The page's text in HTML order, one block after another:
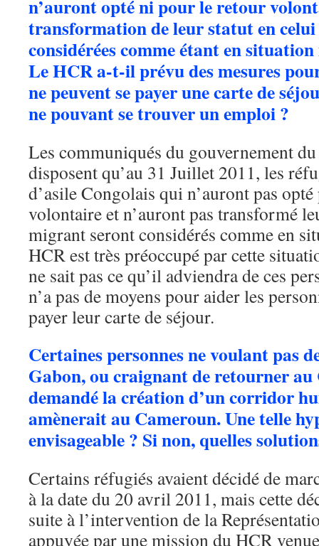
n’auront opté ni pour le retour
transformation de leur statut en
considérées comme étant en
Le HCR a-t-il prévu des mesures
ne peuvent se payer une carte de
ne pouvant se trouver un emploi ?
Les communiqués du gouvernement
disposent qu’au 31 Juillet 2011, les
d’asile Congolais qui n’auront pas
volontaire et n’auront pas transformé
migrant seront considérés comme en
HCR est très préoccupé par cette
ne sait pas ce qu’il adviendra de ces
n’a pas de moyens pour aider les
payer leur carte de séjour.
Certaines personnes ne voulant pas
Gabon, ou craignant de retourner
demandé la création d’un corridor
amènerait au Cameroun. Une telle
envisageable ? Si non, quelles
Certains réfugiés avaient décidé de
à la date du 20 avril 2011, mais cette
suite à l’intervention de la
appuyée par une mission du HCR